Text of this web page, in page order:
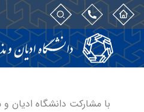
با مشارکت دانشگاه ادیان